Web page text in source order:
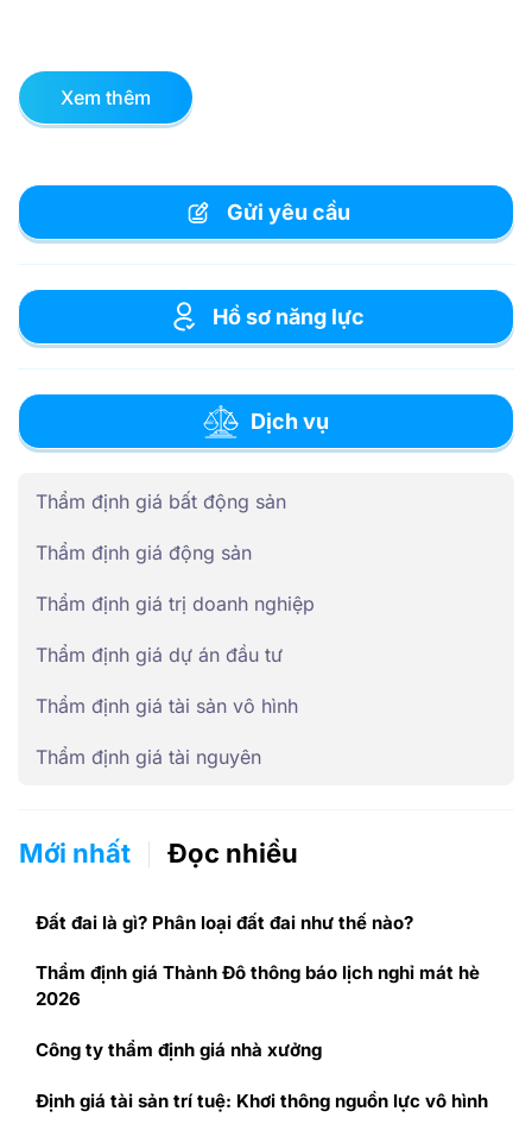
Xem thêm
Gửi yêu cầu
Hồ sơ năng lực
Dịch vụ
Thẩm định giá bất động sản
Thẩm định giá động sản
Thẩm định giá trị doanh nghiệp
Thẩm định giá dự án đầu tư
Thẩm định giá tài sản vô hình
Thẩm định giá tài nguyên
Mới nhất Đọc nhiều
Đất đai là gì? Phân loại đất đai như thế nào?
Thẩm định giá Thành Đô thông báo lịch nghỉ mát hè
2026
Công ty thẩm định giá nhà xưởng
Định giá tài sản trí tuệ: Khơi thông nguồn lực vô hình